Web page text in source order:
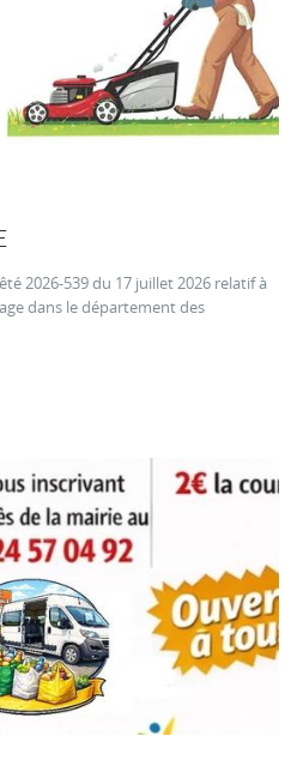
2026-539 du 17 juillet 2026 relatif à
dans le département des